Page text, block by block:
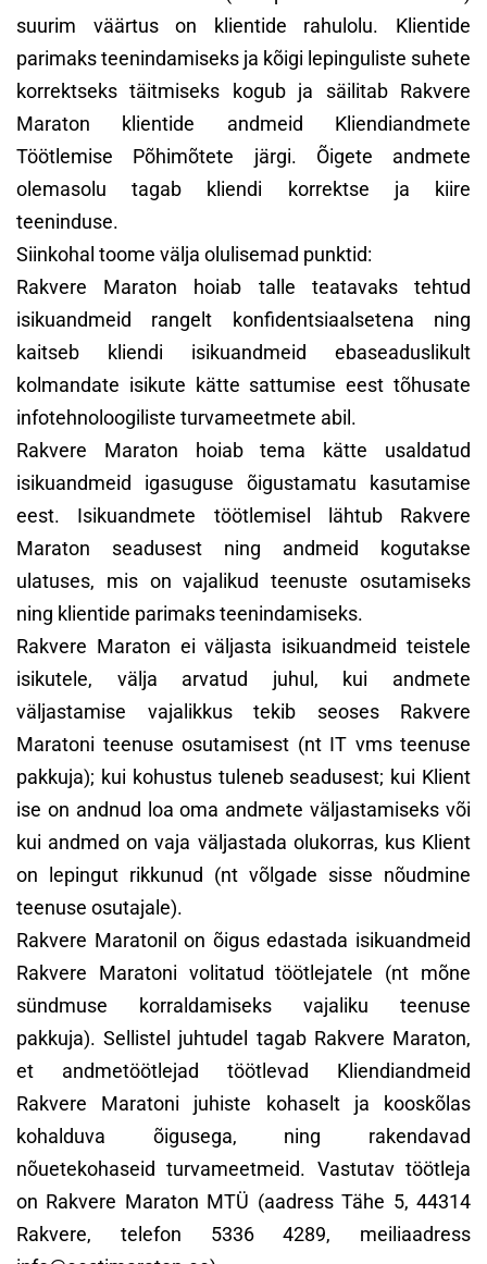
suurim väärtus on klientide rahulolu. Klientide
parimaks teenindamiseks ja kõigi lepinguliste suhete
korrektseks täitmiseks kogub ja säilitab Rakvere
Maraton klientide andmeid Kliendiandmete
Töötlemise Põhimõtete järgi. Õigete andmete
olemasolu tagab kliendi korrektse ja kiire
teeninduse.
Siinkohal toome välja olulisemad punktid:
Rakvere Maraton hoiab talle teatavaks tehtud
isikuandmeid rangelt konfidentsiaalsetena ning
kaitseb kliendi isikuandmeid ebaseaduslikult
kolmandate isikute kätte sattumise eest tõhusate
infotehnoloogiliste turvameetmete abil.
Rakvere Maraton hoiab tema kätte usaldatud
isikuandmeid igasuguse õigustamatu kasutamise
eest. Isikuandmete töötlemisel lähtub Rakvere
Maraton seadusest ning andmeid kogutakse
ulatuses, mis on vajalikud teenuste osutamiseks
ning klientide parimaks teenindamiseks.
Rakvere Maraton ei väljasta isikuandmeid teistele
isikutele, välja arvatud juhul, kui andmete
väljastamise vajalikkus tekib seoses Rakvere
Maratoni teenuse osutamisest (nt IT vms teenuse
pakkuja); kui kohustus tuleneb seadusest; kui Klient
ise on andnud loa oma andmete väljastamiseks või
kui andmed on vaja väljastada olukorras, kus Klient
on lepingut rikkunud (nt võlgade sisse nõudmine
teenuse osutajale).
Rakvere Maratonil on õigus edastada isikuandmeid
Rakvere Maratoni volitatud töötlejatele (nt mõne
sündmuse korraldamiseks vajaliku teenuse
pakkuja). Sellistel juhtudel tagab Rakvere Maraton,
et andmetöötlejad töötlevad Kliendiandmeid
Rakvere Maratoni juhiste kohaselt ja kooskõlas
kohalduva õigusega, ning rakendavad
nõuetekohaseid turvameetmeid. Vastutav töötleja
on Rakvere Maraton MTÜ (aadress Tähe 5, 44314
Rakvere, telefon 5336 4289, meiliaadress